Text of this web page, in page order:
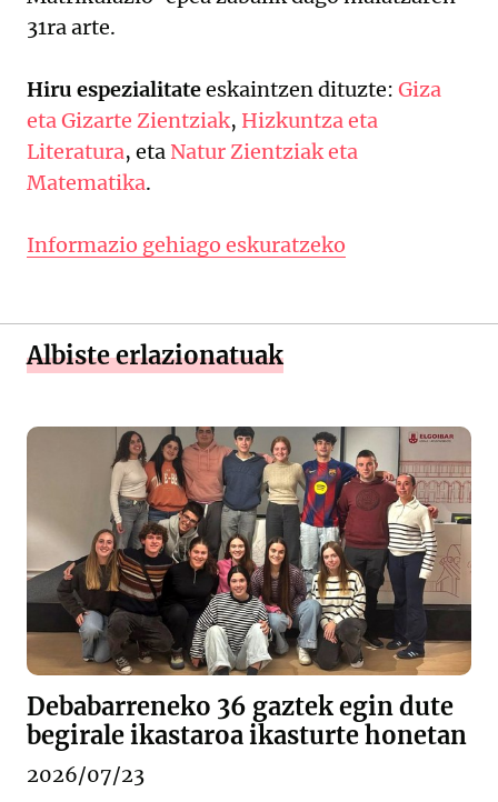
31ra arte.
Hiru espezialitateeskaintzen dituzte: Giza
eta Gizarte Zientziak, Hizkuntza eta
Literatura, eta Natur Zientziak eta
Matematika.
Informazio gehiago eskuratzeko
Albiste erlazionatuak
Debabarreneko 36 gaztek egin dute
begirale ikastaroa ikasturte honetan
2026/07/23